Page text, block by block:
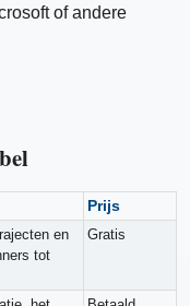
of andere
Prijs
en
tot
Gratis